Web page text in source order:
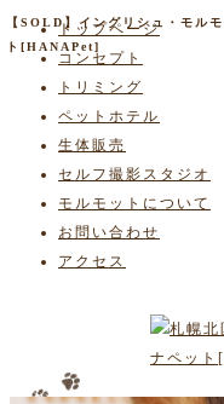
【SOLD】イングリシュ・モル
ト[HANAPet]
トップページ
コンセプト
トリミング
ペットホテル
生体販売
セルフ撮影スタジオ
モルモットについて
お問い合わせ
アクセス